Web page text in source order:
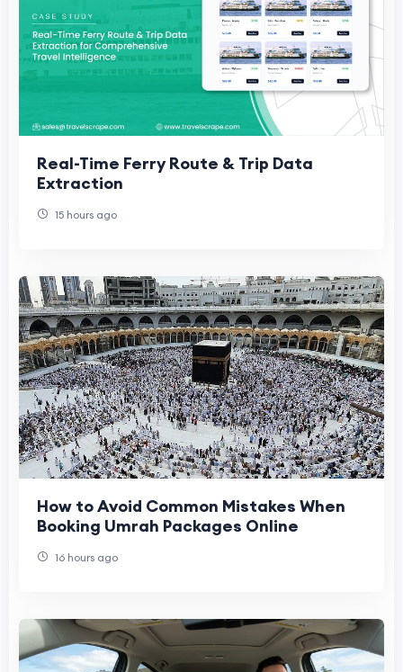
Real-Time Ferry Route & Trip Data
Extraction
15 hours ago
How to Avoid Common Mistakes When
Booking Umrah Packages Online
16 hours ago